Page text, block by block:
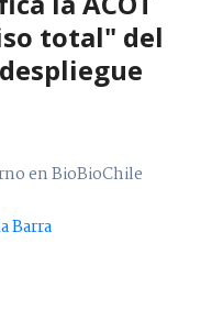
total" del
en BioBioChile
Barra